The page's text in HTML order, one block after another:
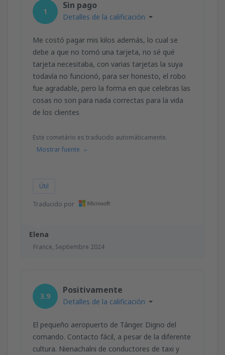
Elena
France, Septiembre 2024
1
Sin pago
Detalles de la calificación
Me costó pagar mis kilos además, lo cual se
debe a que no tomó una tarjeta, no sé qué
tarjeta necesitaba, con varias tarjetas la suya
todavía no funcionó, para ser honesto, el robo
fue agradable, pero la forma en que celebras las
cosas no son para nada correctas para la vida
de los clientes
Este cometário es traducido automáticamente.
Mostrar fuente
Útil
Traducido por
3.9
Positivamente
Detalles de la calificación
El pequeño aeropuerto de Tánger. Digno del
comando. Contacto fácil, a pesar de la diferente
cultura. Nienachalni de conductores de taxi y